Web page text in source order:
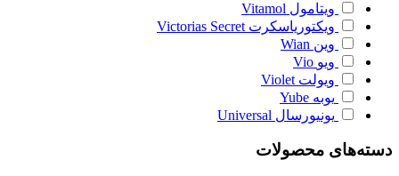
ویتامول Vitamol
ویکتوریاسکرت Victorias Secret
وین Wian
ویو Vio
ویولت Violet
یوبه Yube
یونیورسال Universal
دسته‌های محصولات